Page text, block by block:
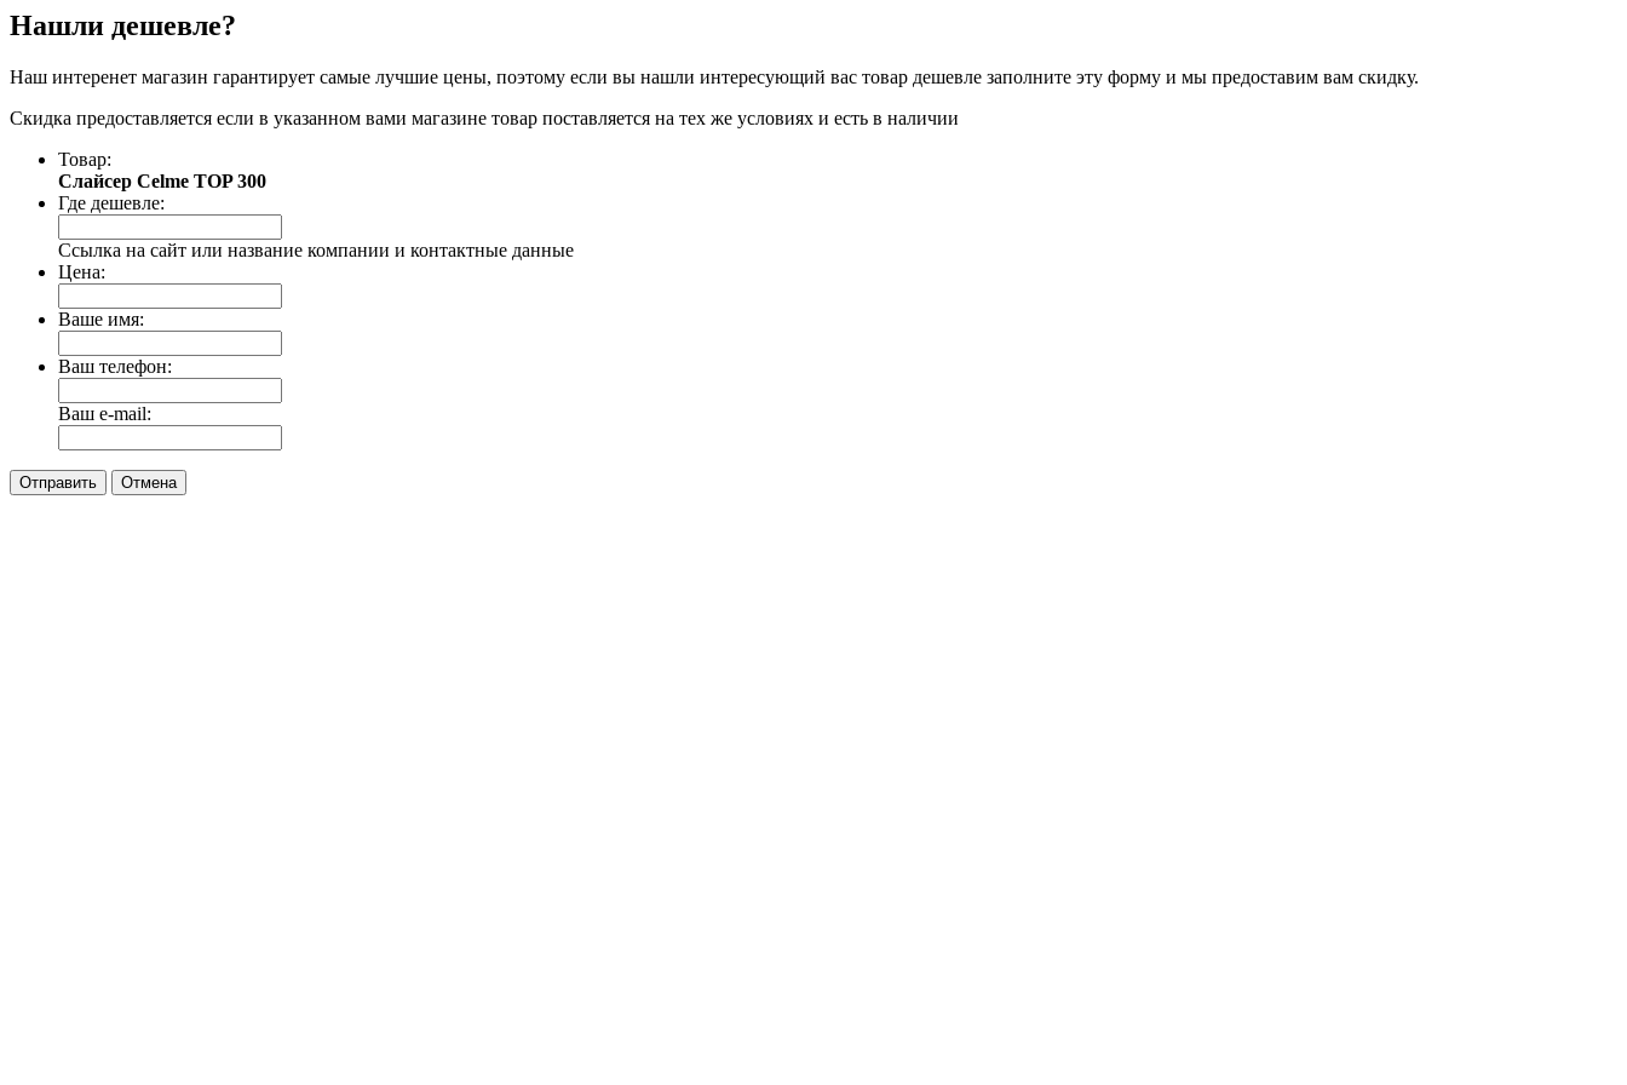
Нашли дешевле?
Наш интеренет магазин гарантирует самые лучшие цены, поэтому если вы нашли интересующий вас товар дешевле заполните эту форму и мы предоставим вам скидку.
Скидка предоставляется если в указанном вами магазине товар поставляется на тех же условиях и есть в наличии
Товар:
Слайсер Celme TOP 300
Где дешевле:
Ссылка на сайт или название компании и контактные данные
Цена:
Ваше имя:
Ваш телефон:
Ваш e-mail:
Отправить Отмена